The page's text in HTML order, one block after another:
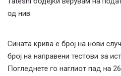
од нив.
Сината крива е број на нови
број на направени тестови за
Погледнете го наглиот пад на